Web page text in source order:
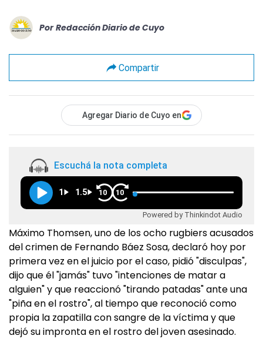
Por Redacción Diario de Cuyo
Compartir
Agregar Diario de Cuyo en
Escuchá la nota completa
1 1.5 10 10
Powered by Thinkindot Audio
Máximo Thomsen, uno de los ocho rugbiers acusados
del crimen de Fernando Báez Sosa, declaró hoy por
primera vez en el juicio por el caso, pidió "disculpas",
dijo que él "jamás" tuvo "intenciones de matar a
alguien" y que reaccionó "tirando patadas" ante una
"piña en el rostro", al tiempo que reconoció como
propia la zapatilla con sangre de la víctima y que
dejó su impronta en el rostro del joven asesinado.